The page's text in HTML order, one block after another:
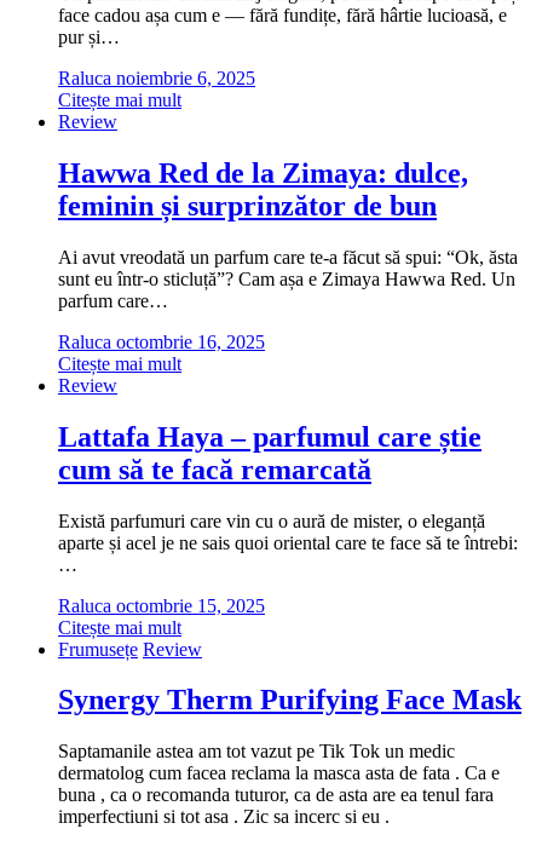
face cadou așa cum e — fără fundițe, fără hârtie lucioasă, e
pur și…
Raluca noiembrie 6, 2025
Citește mai mult
Review
Hawwa Red de la Zimaya: dulce,
feminin și surprinzător de bun
Ai avut vreodată un parfum care te-a făcut să spui: “Ok, ăsta
sunt eu într-o sticluță”? Cam așa e Zimaya Hawwa Red. Un
parfum care…
Raluca octombrie 16, 2025
Citește mai mult
Review
Lattafa Haya – parfumul care știe
cum să te facă remarcată
Există parfumuri care vin cu o aură de mister, o eleganță
aparte și acel je ne sais quoi oriental care te face să te întrebi:
…
Raluca octombrie 15, 2025
Citește mai mult
Frumusețe Review
Synergy Therm Purifying Face Mask
Saptamanile astea am tot vazut pe Tik Tok un medic
dermatolog cum facea reclama la masca asta de fata . Ca e
buna , ca o recomanda tuturor, ca de asta are ea tenul fara
imperfectiuni si tot asa . Zic sa incerc si eu .